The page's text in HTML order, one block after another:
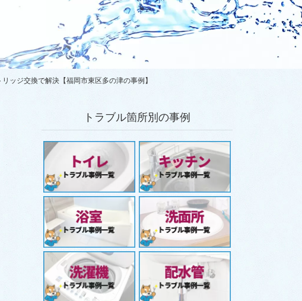
ッジ交換で解決【福岡市東区多の津の事例】
トラブル箇所別の事例